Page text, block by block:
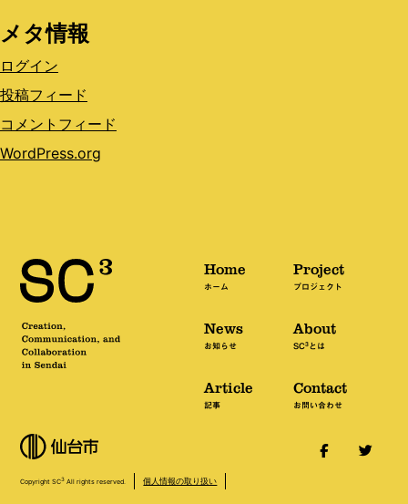
メタ情報
ログイン
投稿フィード
コメントフィード
WordPress.org
Home
ホーム
News
お知らせ
Article
記事
Project
プロジェクト
About
SC3とは
Contact
お問い合わせ
Copyright SC3 All rights reserved. 個人情報の取り扱い